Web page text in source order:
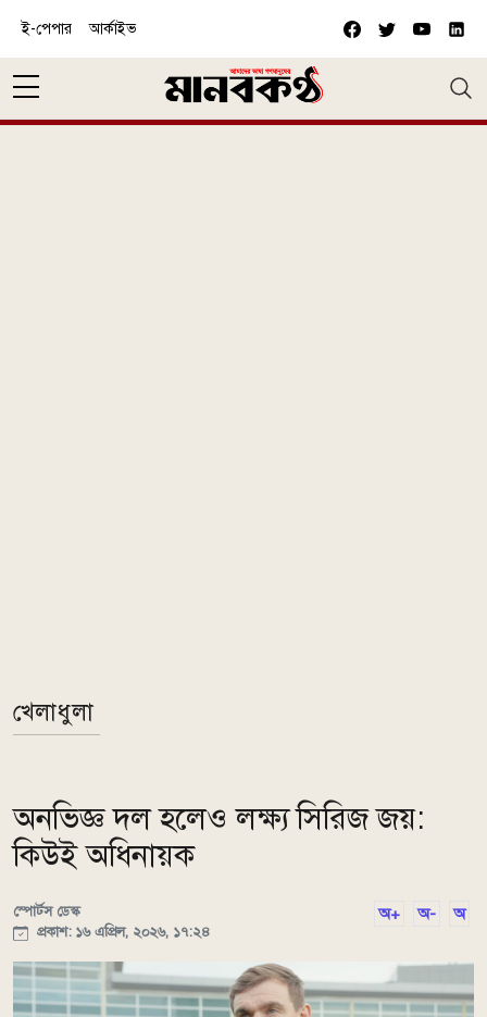
ই-পেপার আর্কাইভ
খেলাধুলা
অনভিজ্ঞ দল হলেও লক্ষ্য সিরিজ জয়:
কিউই অধিনায়ক
স্পোর্টস ডেস্ক
প্রকাশ: ১৬ এপ্রিল, ২০২৬, ১৭:২৪
অ+ অ- অ